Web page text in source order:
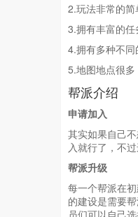
2.玩法非常的简
3.拥有丰富的任
4.拥有多种不同
5.地图地点很多
帮派介绍
申请加入
其实如果自己
入就行了，不
帮派升级
每一个帮派在
的建设是需要
员们可以自己